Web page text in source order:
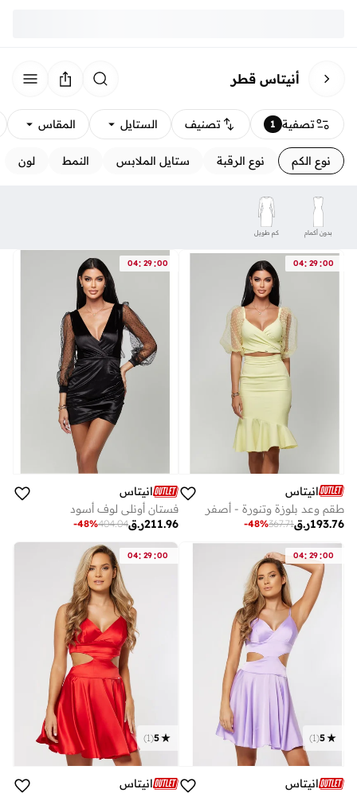
أنيتاس قطر
تصفية 1 تصنيف الستايل المقاس
نوع الكم نوع الرقبة ستايل الملابس النمط لون
بدون أكمام كم طويل
04: 29:00
انيتاس
طقم وعد بلوزة وتنورة - أصفر
ر.ق193.76
367.71
-48%
04: 29:00
انيتاس
فستان أونلي لوف أسود
ر.ق211.96
404.04
-48%
04: 29:00
5
(
1
)
انيتاس
04: 29:00
5
(
1
)
انيتاس